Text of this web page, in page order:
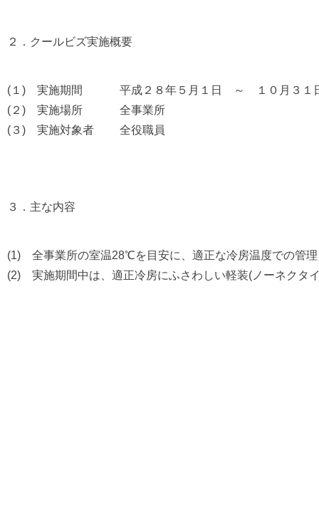
２．クールビズ実施概要
(１) 実施期間 平成２８年５月１日 ～ １０月３１
(２) 実施場所 全事業所
(３) 実施対象者 全役職員
３．主な内容
(1) 全事業所の室温28℃を目安に、適正な冷房温度での管理
(2) 実施期間中は、適正冷房にふさわしい軽装(ノーネクタ